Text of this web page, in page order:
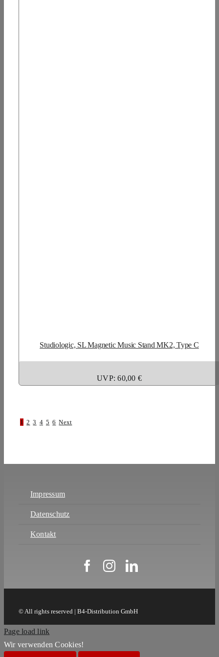
Studiologic, SL Magnetic Music Stand MK2, Type C
UVP: 60,00 €
1 2 3 4 5 6 Next
Impressum
Datenschutz
Kontakt
© All rights reserved | B4-Distribution GmbH
Page load link
Wir verwenden Cookies!